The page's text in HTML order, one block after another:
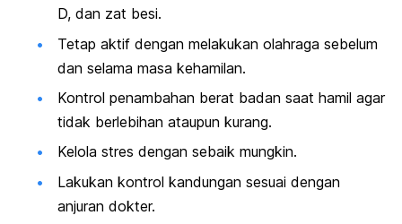
D, dan zat besi.
Tetap aktif dengan melakukan olahraga sebelum
dan selama masa kehamilan.
Kontrol penambahan berat badan saat hamil agar
tidak berlebihan ataupun kurang.
Kelola stres dengan sebaik mungkin.
Lakukan kontrol kandungan sesuai dengan
anjuran dokter.